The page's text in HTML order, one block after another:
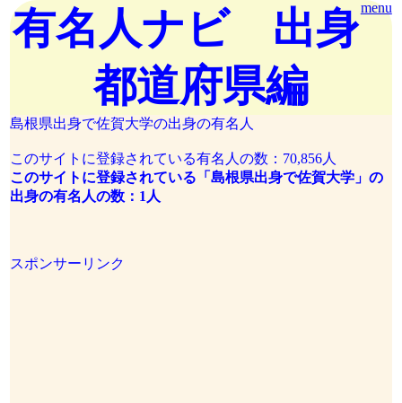
menu
有名人ナビ 出身
都道府県編
島根県出身で佐賀大学の出身の有名人
このサイトに登録されている有名人の数：70,856人
このサイトに登録されている「島根県出身で佐賀大学」の
出身の有名人の数：1人
スポンサーリンク